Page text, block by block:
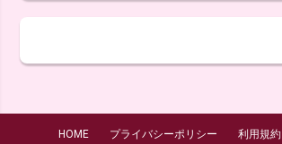
HOME プライバシーポリシー 利用規約